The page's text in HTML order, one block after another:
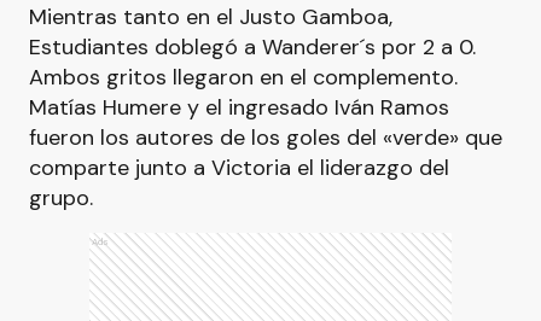
Mientras tanto en el Justo Gamboa,
Estudiantes doblegó a Wanderer´s por 2 a 0.
Ambos gritos llegaron en el complemento.
Matías Humere y el ingresado Iván Ramos
fueron los autores de los goles del «verde» que
comparte junto a Victoria el liderazgo del
grupo.
Ads